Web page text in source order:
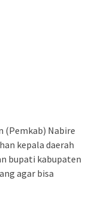
(Pemkab) Nabire
kepala daerah
bupati kabupaten
agar bisa